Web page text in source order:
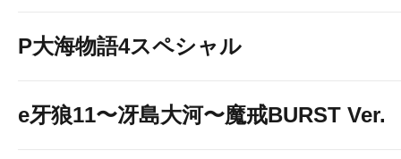
P大海物語4スペシャル
e牙狼11〜冴島大河〜魔戒BURST Ver.